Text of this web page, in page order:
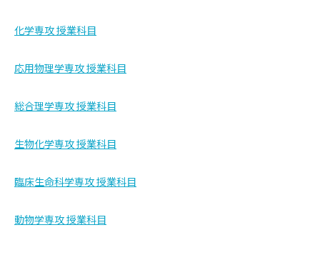
化学専攻 授業科目
応用物理学専攻 授業科目
総合理学専攻 授業科目
生物化学専攻 授業科目
臨床生命科学専攻 授業科目
動物学専攻 授業科目